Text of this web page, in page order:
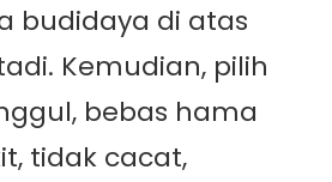
budidaya di atas
Kemudian, pilih
bebas hama
tidak cacat,